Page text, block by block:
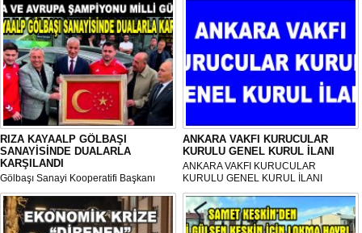
RIZA KAYAALP GÖLBAŞI
SANAYİSİNDE DUALARLA
KARŞILANDI
Gölbaşı Sanayi Kooperatifi Başkanı
Mehmet Aktay öncülüğünde, sanayi
esnafı adına düzenlenen anlamlı anma
programı Sanayi Camii’nde yoğun
katılımla gerçekleştirildi.
ANKARA VAKFI KURUCULAR
KURULU GENEL KURUL İLANI
ANKARA VAKFI KURUCULAR
KURULU GENEL KURUL İLANI